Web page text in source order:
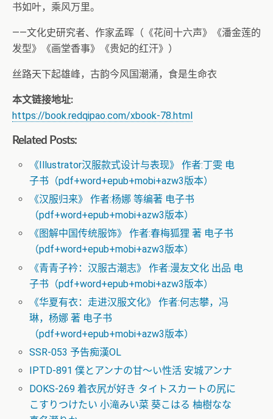
书如叶，乘风万里。
——文化史研究者、作家孟晖（《花间十六声》《潘金莲的
发型》《画堂香事》《贵妃的红汗》）
丝路天下起雄峰，古韵今风国潮涌，食是生命衣
本文链接地址:
https://book.redqipao.com/xbook-78.html
Related Posts:
《Illustrator汉服款式设计与表现》 作者:丁雯 电
子书（pdf+word+epub+mobi+azw3版本）
《汉服归来》 作者:杨娜 等编著 电子书
（pdf+word+epub+mobi+azw3版本）
《图解中国传统服饰》 作者:春梅狐狸 著 电子书
（pdf+word+epub+mobi+azw3版本）
《青青子衿：汉服古潮志》 作者:漫友文化 出品 电
子书（pdf+word+epub+mobi+azw3版本）
《华夏有衣：走进汉服文化》 作者:何志攀，冯
琳，杨娜 著 电子书
（pdf+word+epub+mobi+azw3版本）
SSR-053 予告痴漢OL
IPTD-891 僕とアンナの甘～い性活 安城アンナ
DOKS-269 着衣尻が好き タイトスカートの尻に
こすりつけたい 小滝みい菜 葵こはる 柚樹なな